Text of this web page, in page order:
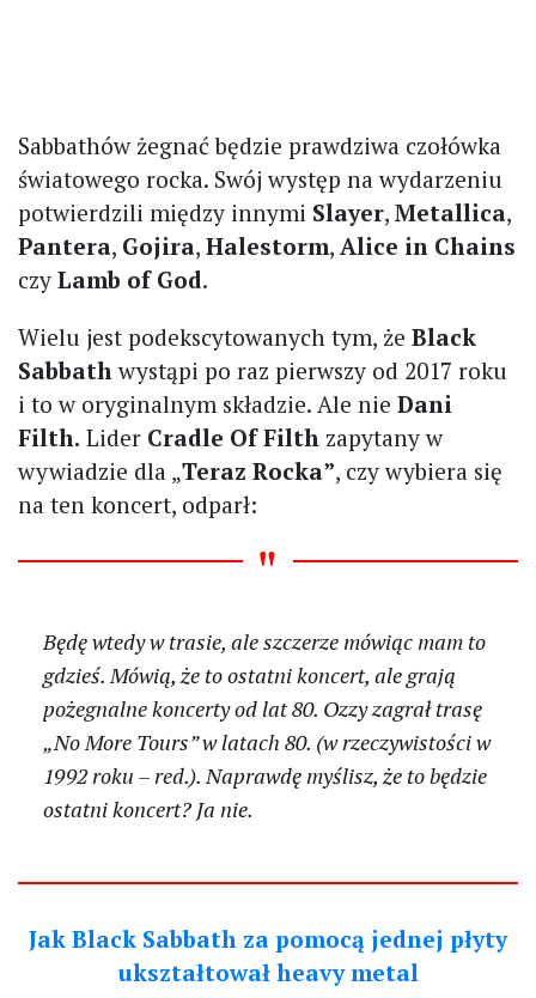
Sabbathów żegnać będzie prawdziwa czołówka
światowego rocka. Swój występ na wydarzeniu
potwierdzili między innymi Slayer, Metallica,
Pantera, Gojira, Halestorm, Alice in Chains
czy Lamb of God.
Wielu jest podekscytowanych tym, że Black
Sabbathwystąpi po raz pierwszy od 2017 roku
i to w oryginalnym składzie. Ale nie Dani
Filth. Lider Cradle Of Filth zapytany w
wywiadzie dla „Teraz Rocka”, czy wybiera się
na ten koncert, odparł:
Będę wtedy w trasie, ale szczerze mówiąc mam to
gdzieś. Mówią, że to ostatni koncert, ale grają
pożegnalne koncerty od lat 80. Ozzy zagrał trasę
„No More Tours” w latach 80. (w rzeczywistości w
1992 roku – red.). Naprawdę myślisz, że to będzie
ostatni koncert? Ja nie.
Jak Black Sabbath za pomocą jednej płyty
ukształtował heavy metal